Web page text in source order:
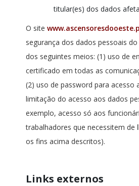
titular(es) dos dados
O site
segurança dos dados pessoais
dos seguintes meios: (1) uso de
certificado em todas as
(2) uso de password para acesso
limitação do acesso aos dados
exemplo, acesso só aos
trabalhadores que necessitem de
os fins acima descritos).
Links externos